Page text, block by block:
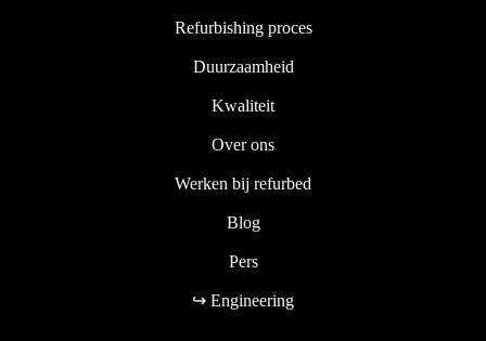
Refurbishing proces
Duurzaamheid
Kwaliteit
Over ons
Werken bij refurbed
Blog
Pers
↪ Engineering